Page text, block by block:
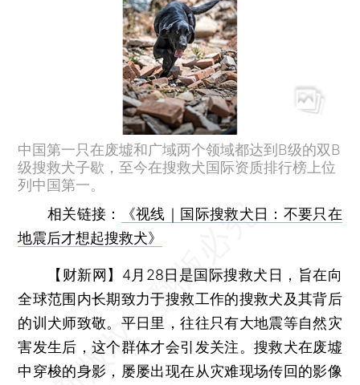
中国第一只在废墟和广域两个领域都达到B级的双B
级搜救犬子歇，至今在搜救犬国际资质排行榜上位
列中国第一。
相关链接：
《视线｜国际搜救犬日：不要只在
地震后才想起搜救犬》
【财新网】 4月28日是国际搜救犬日，旨在向
全球范围内长期致力于搜救工作的搜救犬及其背后
的训犬师致敬。平日里，往往只有大地震等自然灾
害发生后，这个群体才会引发关注。搜救犬在废墟
中穿梭的身影，屡屡出现在从灾难现场传回的影像